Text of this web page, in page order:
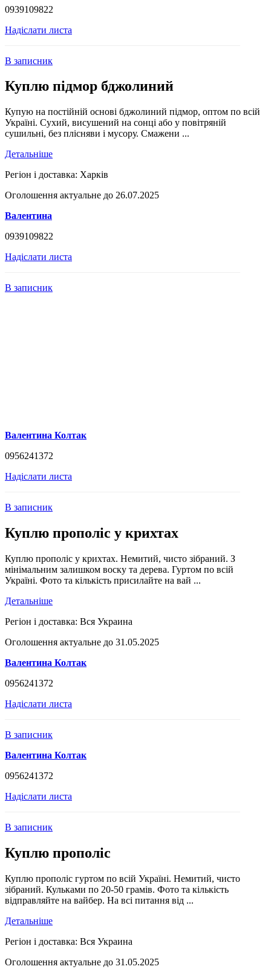
0939109822
Надіслати листа
В записник
Куплю підмор бджолиний
Купую на постійній основі бджолиний підмор, оптом по всій
Україні. Сухий, висушений на сонці або у повітряній
сушильні, без плісняви і мусору. Смажени ...
Детальніше
Регіон і доставка: Харків
Оголошення актуальне до 26.07.2025
Валентина
0939109822
Надіслати листа
В записник
Валентина Колтак
0956241372
Надіслати листа
В записник
Куплю прополіс у крихтах
Куплю прополіс у крихтах. Немитий, чисто зібраний. З
мінімальним залишком воску та дерева. Гуртом по всій
Україні. Фото та кількість присилайте на вай ...
Детальніше
Регіон і доставка: Вся Украина
Оголошення актуальне до 31.05.2025
Валентина Колтак
0956241372
Надіслати листа
В записник
Валентина Колтак
0956241372
Надіслати листа
В записник
Куплю прополіс
Куплю прополіс гуртом по всій Україні. Немитий, чисто
зібраний. Кульками по 20-50 грамів. Фото та кількість
відправляйте на вайбер. На всі питання від ...
Детальніше
Регіон і доставка: Вся Украина
Оголошення актуальне до 31.05.2025